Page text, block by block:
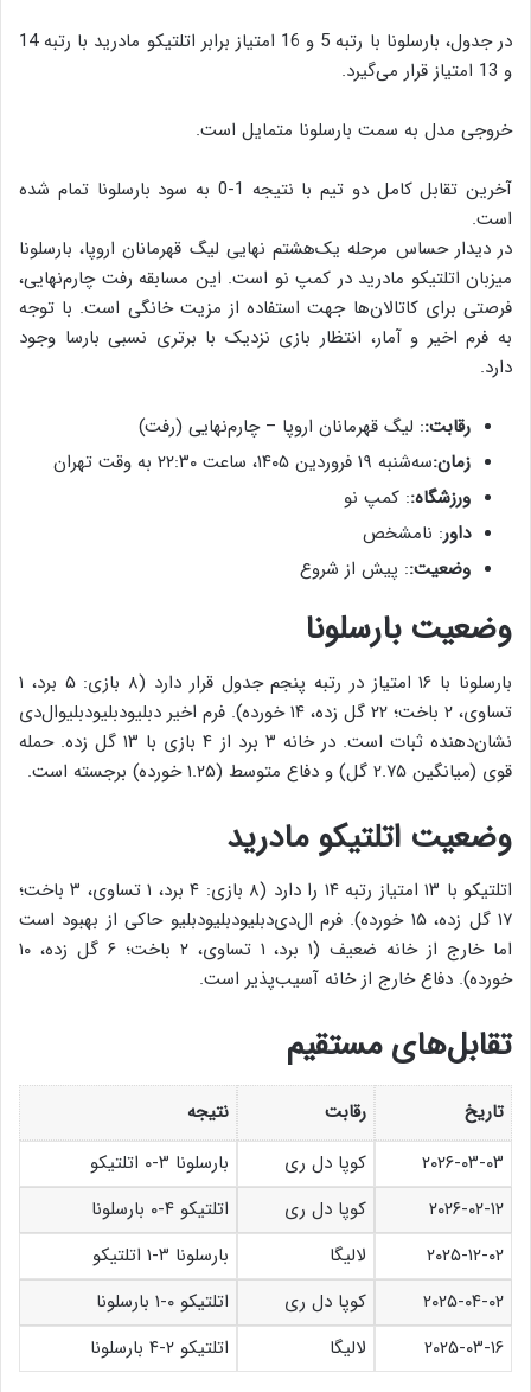
در جدول، بارسلونا با رتبه 5 و 16 امتیاز برابر اتلتیکو مادرید با رتبه 14
و 13 امتیاز قرار می‌گیرد.
خروجی مدل به سمت بارسلونا متمایل است.
آخرین تقابل کامل دو تیم با نتیجه 1-0 به سود بارسلونا تمام شده
است.
در دیدار حساس مرحله یک‌هشتم نهایی لیگ قهرمانان اروپا، بارسلونا
میزبان اتلتیکو مادرید در کمپ نو است. این مسابقه رفت چارم‌نهایی،
فرصتی برای کاتالان‌ها جهت استفاده از مزیت خانگی است. با توجه
به فرم اخیر و آمار، انتظار بازی نزدیک با برتری نسبی بارسا وجود
دارد.
رقابت:: لیگ قهرمانان اروپا – چارم‌نهایی (رفت)
زمان:سه‌شنبه ۱۹ فروردین ۱۴۰۵، ساعت ۲۲:۳۰ به وقت تهران
ورزشگاه:: کمپ نو
داور: نامشخص
وضعیت:: پیش از شروع
وضعیت بارسلونا
بارسلونا با ۱۶ امتیاز در رتبه پنجم جدول قرار دارد (۸ بازی: ۵ برد، ۱
تساوی، ۲ باخت؛ ۲۲ گل زده، ۱۴ خورده). فرم اخیر دبلیو‌دبلیو‌دبلیو‌ال‌دی
نشان‌دهنده ثبات است. در خانه ۳ برد از ۴ بازی با ۱۳ گل زده. حمله
قوی (میانگین ۲.۷۵ گل) و دفاع متوسط (۱.۲۵ خورده) برجسته است.
وضعیت اتلتیکو مادرید
اتلتیکو با ۱۳ امتیاز رتبه ۱۴ را دارد (۸ بازی: ۴ برد، ۱ تساوی، ۳ باخت؛
۱۷ گل زده، ۱۵ خورده). فرم ال‌دی‌دبلیو‌دبلیو‌دبلیو حاکی از بهبود است
اما خارج از خانه ضعیف (۱ برد، ۱ تساوی، ۲ باخت؛ ۶ گل زده، ۱۰
خورده). دفاع خارج از خانه آسیب‌پذیر است.
تقابل‌های مستقیم
تاریخ رقابت
نتیجه
۲۰۲۶-۰۳-۰۳
کوپا دل ری
بارسلونا ۳-۰ اتلتیکو
۲۰۲۶-۰۲-۱۲
کوپا دل ری
اتلتیکو ۴-۰ بارسلونا
۲۰۲۵-۱۲-۰۲
لالیگا
بارسلونا ۳-۱ اتلتیکو
۲۰۲۵-۰۴-۰۲
کوپا دل ری
اتلتیکو ۰-۱ بارسلونا
۲۰۲۵-۰۳-۱۶
لالیگا اتلتیکو ۲-۴ بارسلونا